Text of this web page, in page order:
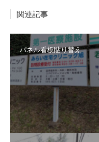
関連記事
パネル看板貼り替え